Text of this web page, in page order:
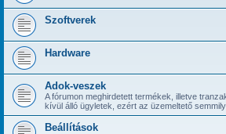
Szoftverek
Hardware
Adok-veszek
A fórumon meghirdetett termékek, illetve
kívül álló ügyletek, ezért az üzemeltető
Beállítások